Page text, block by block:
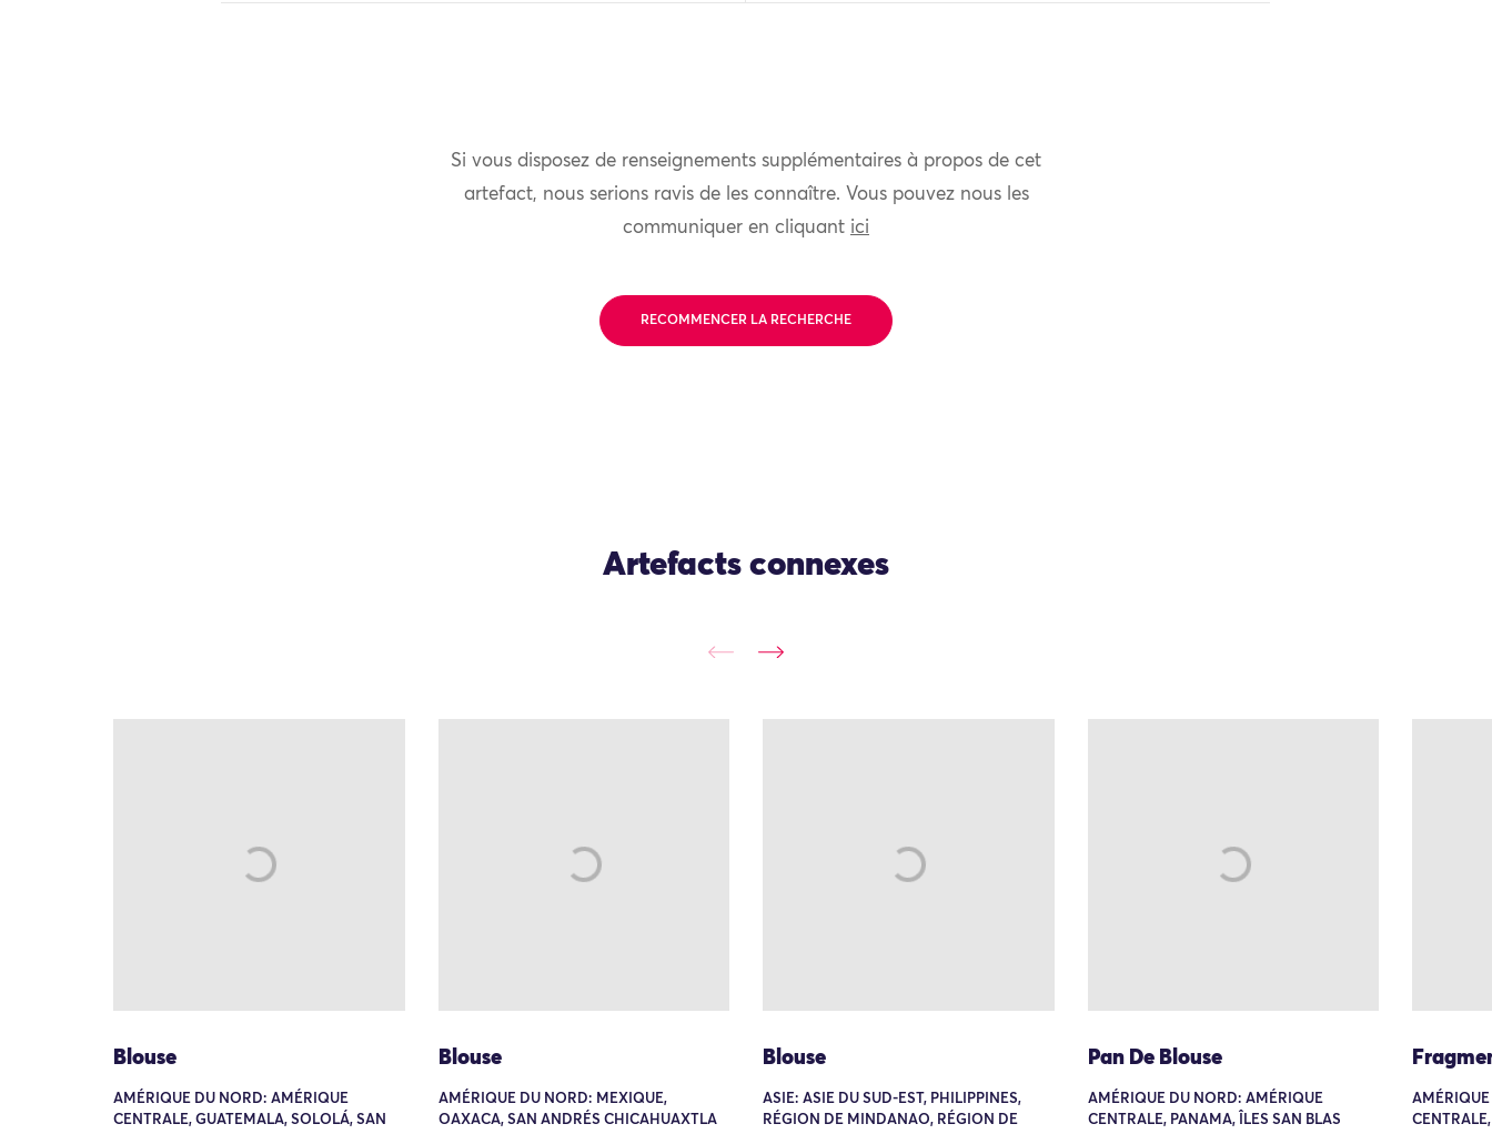
Si vous disposez de renseignements supplémentaires à propos de cet
artefact, nous serions ravis de les connaître. Vous pouvez nous les
communiquer en cliquant ici
RECOMMENCER LA RECHERCHE
Artefacts connexes
Blouse
AMÉRIQUE DU NORD: AMÉRIQUE
CENTRALE, GUATEMALA, SOLOLÁ, SAN
Blouse
AMÉRIQUE DU NORD: MEXIQUE,
OAXACA, SAN ANDRÉS CHICAHUAXTLA
Blouse
ASIE: ASIE DU SUD-EST, PHILIPPINES,
RÉGION DE MINDANAO, RÉGION DE
Pan De Blouse
AMÉRIQUE DU NORD: AMÉRIQUE
CENTRALE, PANAMA, ÎLES SAN BLAS